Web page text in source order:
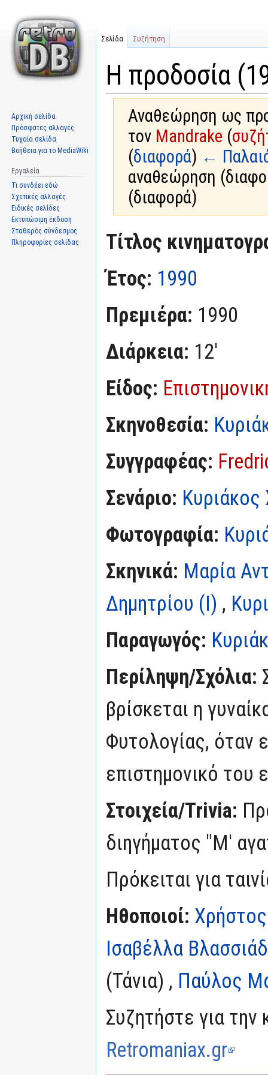
Η προδοσία
Αναθεώρηση ως
τον Mandrake (
(διαφορά) ←
αναθεώρηση
(διαφορά)
Μετάβαση
στην
Πήδηση
στην
Τίτλος
Έτος: 1990
Πρεμιέρα: 1990
Διάρκεια: 12'
Είδος:
Σκηνοθεσία:
Συγγραφέας:
Σενάριο: Κυριάκος
Φωτογραφία:
Σκηνικά: Μαρία
Δημητρίου (I) ,
Παραγωγός:
Περίληψη/Σχόλια:
βρίσκεται η
Φυτολογίας, όταν
επιστημονικό του
Στοιχεία/Trivia:
διηγήματος "Μ'
Πρόκειται για
Ηθοποιοί:
Ισαβέλλα
(Τάνια) , Παύλος
Συζητήστε για την
Retromaniax.gr
Σελίδα Συζήτηση
Αρχική σελίδα
Πρόσφατες αλλαγές
Τυχαία σελίδα
Βοήθεια για το MediaWiki
Εργαλεία
Τι συνδέει εδώ
Σχετικές αλλαγές
Ειδικές σελίδες
Εκτυπώσιμη έκδοση
Σταθερός σύνδεσμος
Πληροφορίες σελίδας